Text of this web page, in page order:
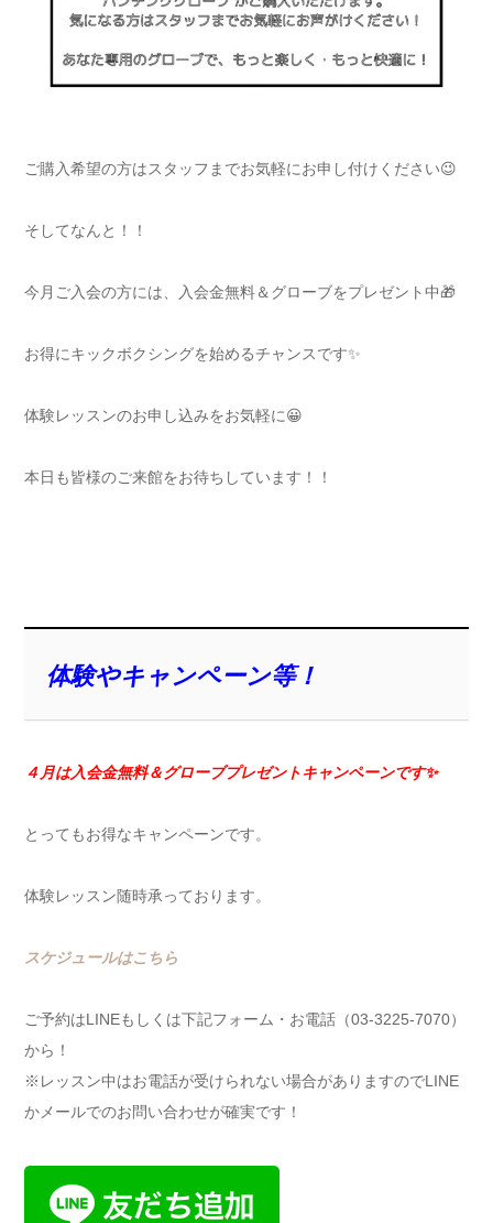
ご購入希望の方はスタッフまでお気軽にお申し付けください😉
そしてなんと！！
今月ご入会の方には、入会金無料＆グローブをプレゼント中🎁
お得にキックボクシングを始めるチャンスです✨
体験レッスンのお申し込みをお気軽に😀
本日も皆様のご来館をお待ちしています！！
体験やキャンペーン等！
４月は入会金無料＆グローブプレゼント キャンペーンです✨
とってもお得なキャンペーンです。
体験レッスン随時承っております。
スケジュールはこちら
ご予約はLINEもしくは下記フォーム・お電話（03-3225-7070）
から！
※レッスン中はお電話が受けられない場合がありますのでLINE
かメールでのお問い合わせが確実です！